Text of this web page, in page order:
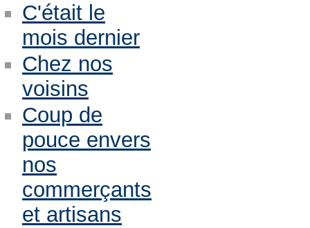
C'était le
mois dernier
Chez nos
voisins
Coup de
pouce envers
nos
commerçants
et artisans